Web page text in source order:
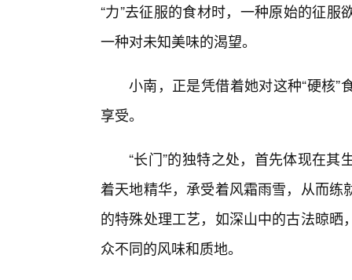
“力”去征服的食材时，一种原始的征
一种对未知美味的渴望。
小南，正是凭借着她对这种“硬核
享受。
“长门”的独特之处，首先体现在
着天地精华，承受着风霜雨雪，从而
的特殊处理工艺，如深山中的古法晾
众不同的风味和质地。